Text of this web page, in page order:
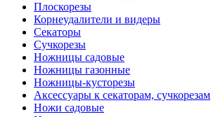
Плоскорезы
Корнеудалители и видеры
Секаторы
Сучкорезы
Ножницы садовые
Ножницы газонные
Ножницы-кусторезы
Аксессуары к секаторам, сучкорезам
Ножи садовые